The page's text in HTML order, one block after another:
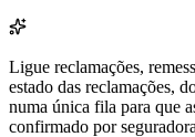
Ligue reclamações,
estado das reclamações,
numa única fila para que
confirmado por